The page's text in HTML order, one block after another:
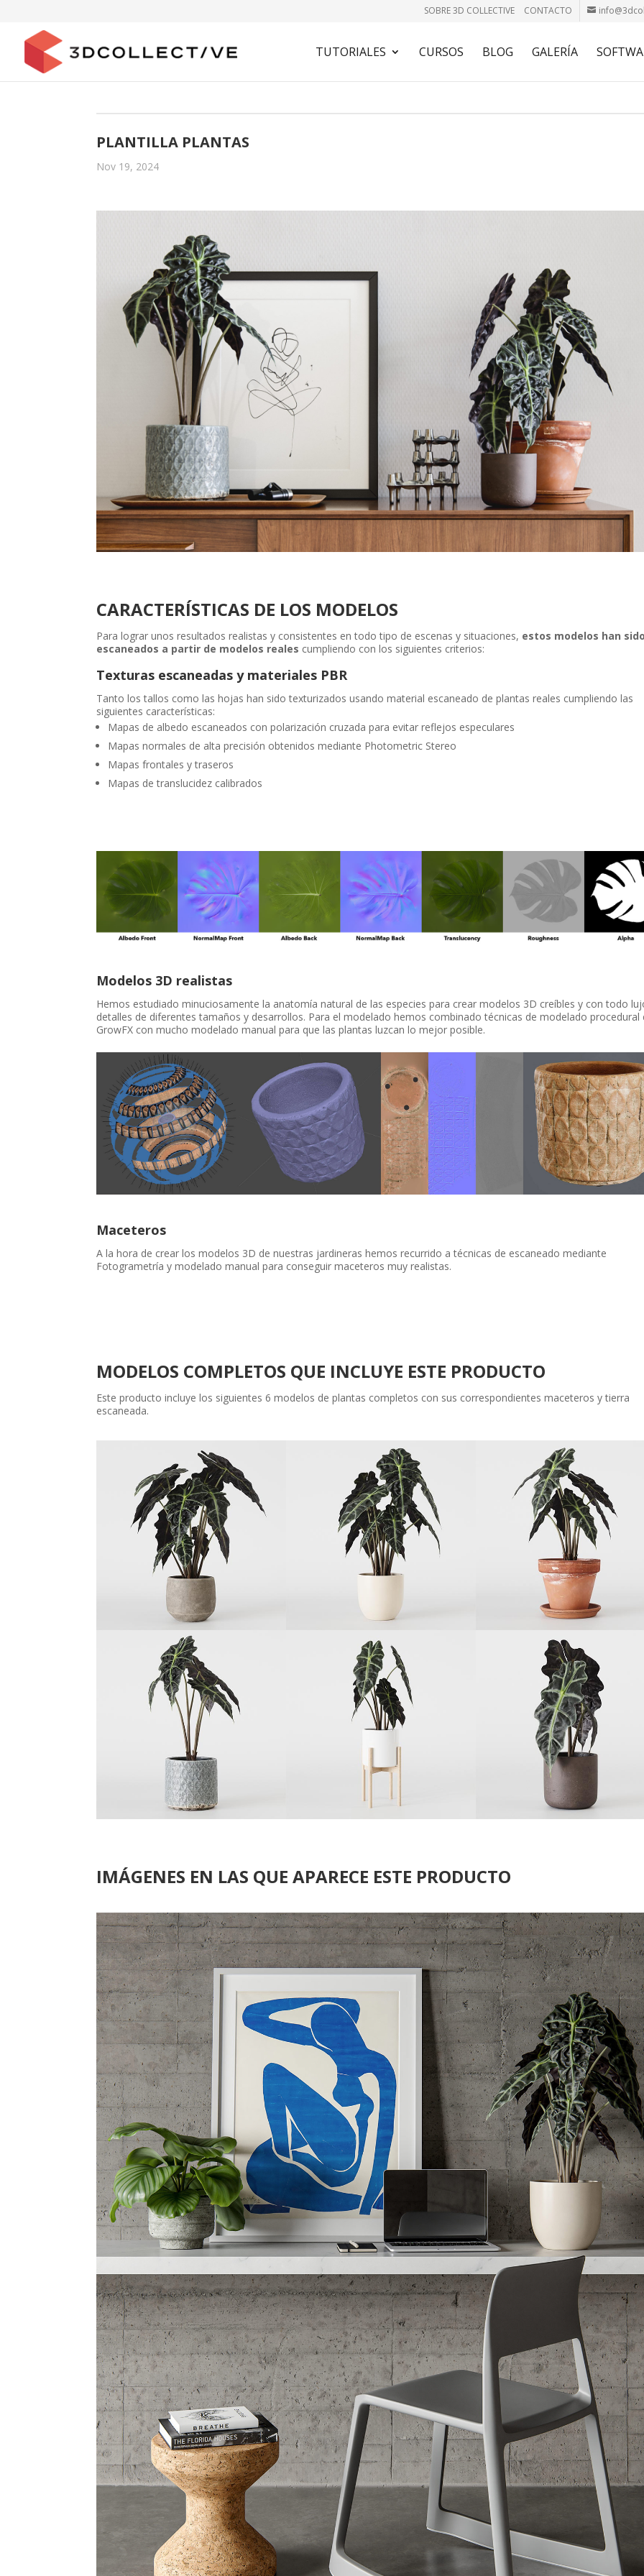
SOBRE 3D COLLECTIVE CONTACTO
TUTORIALES CURSOS BLOG GALERÍA
PLANTILLA PLANTAS
Nov 19, 2024
CARACTERÍSTICAS DE LOS MODELOS
Para lograr unos resultados realistas y consistentes en todo tipo de escenas y situaciones, estos modelos han sido
escaneados a partir de modelos reales cumpliendo con los siguientes criterios:
Texturas escaneadas y materiales PBR
Tanto los tallos como las hojas han sido texturizados usando material escaneado de plantas reales cumpliendo las
siguientes características:
Mapas de albedo escaneados con polarización cruzada para evitar reflejos especulares
Mapas normales de alta precisión obtenidos mediante Photometric Stereo
Mapas frontales y traseros
Mapas de translucidez calibrados
Modelos 3D realistas
Hemos estudiado minuciosamente la anatomía natural de las especies para crear modelos 3D creíbles y con todo
detalles de diferentes tamaños y desarrollos. Para el modelado hemos combinado técnicas de modelado procedural
GrowFX con mucho modelado manual para que las plantas luzcan lo mejor posible.
Maceteros
A la hora de crear los modelos 3D de nuestras jardineras hemos recurrido a técnicas de escaneado mediante
Fotogrametría y modelado manual para conseguir maceteros muy realistas.
MODELOS COMPLETOS QUE INCLUYE ESTE PRODUCTO
Este producto incluye los siguientes 6 modelos de plantas completos con sus correspondientes maceteros y tierra
escaneada.
IMÁGENES EN LAS QUE APARECE ESTE PRODUCTO